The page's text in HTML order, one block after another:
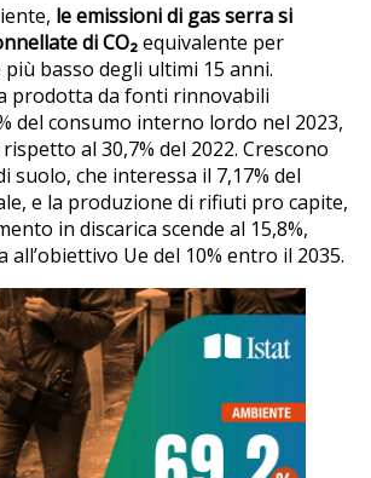
le emissioni di gas serra si
di CO₂equivalente per
basso degli ultimi 15 anni.
prodotta da fonti rinnovabili
del consumo interno lordo nel 2023,
al 30,7% del 2022. Crescono
suolo, che interessa il 7,17% del
e la produzione di rifiuti pro capite,
in discarica scende al 15,8%,
all’obiettivo Ue del 10% entro il 2035.